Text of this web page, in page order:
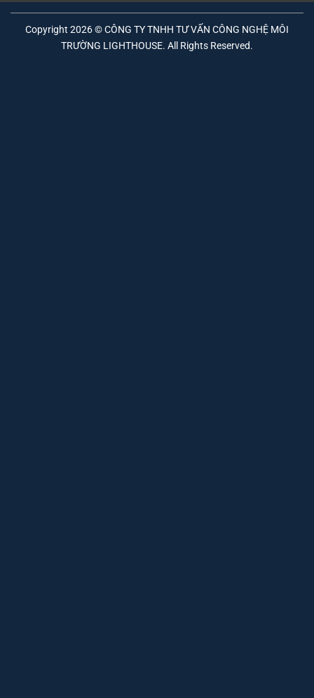
Copyright 2026 © CÔNG TY TNHH TƯ VẤN CÔNG NGHỆ MÔI
TRƯỜNG LIGHTHOUSE. All Rights Reserved.